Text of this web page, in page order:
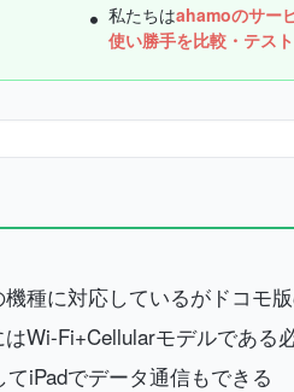
私たちはahamoのサー
使い勝手を比較・テスト
種に対応しているがドコモ
Wi-Fi+Cellularモデルである
iPadでデータ通信もできる